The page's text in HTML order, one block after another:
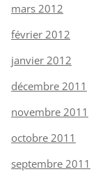
mars 2012
février 2012
janvier 2012
décembre 2011
novembre 2011
octobre 2011
septembre 2011